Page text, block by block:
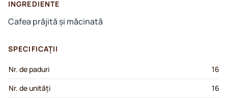
INGREDIENTE
Cafea prăjită și măcinată
SPECIFICAȚII
Nr. de paduri
16
Nr. de unități
16